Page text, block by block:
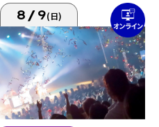
8/9(日)